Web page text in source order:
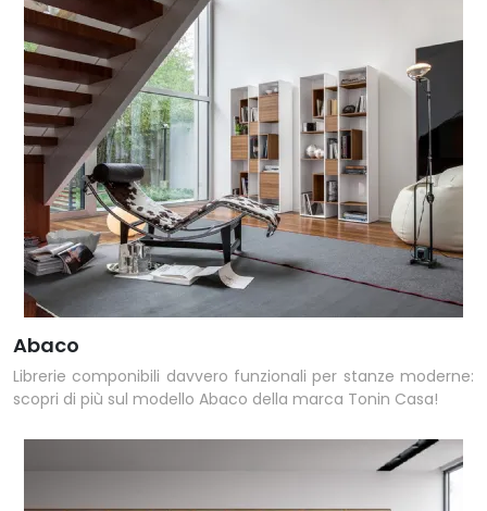
Abaco
Librerie componibili davvero funzionali per stanze moderne:
scopri di più sul modello Abaco della marca Tonin Casa!